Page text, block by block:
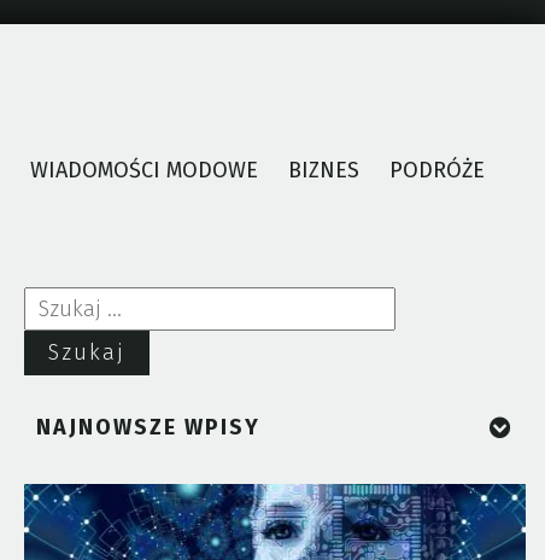
WIADOMOŚCI MODOWE BIZNES
PODRÓŻE
Szukaj:
NAJNOWSZE WPISY